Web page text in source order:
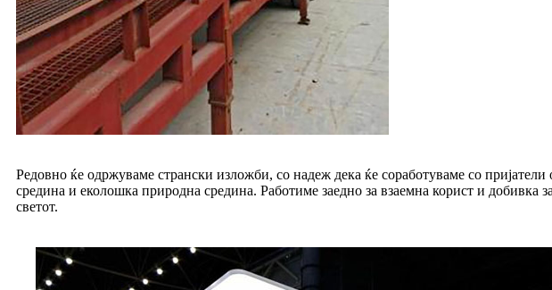
Редовно ќе одржуваме странски изложби, со надеж дека ќе соработуваме со
средина и еколошка природна средина. Работиме заедно за взаемна корист и добивка
светот.